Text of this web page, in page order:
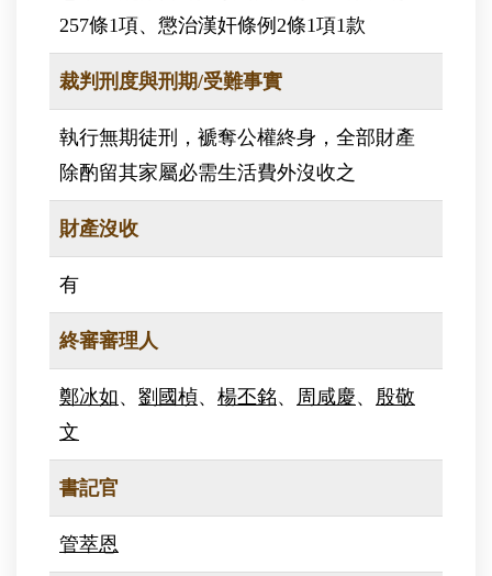
257條1項、懲治漢奸條例2條1項1款
裁判刑度與刑期/受難事實
執行無期徒刑，褫奪公權終身，全部財產
除酌留其家屬必需生活費外沒收之
財產沒收
有
終審審理人
鄭冰如、 劉國楨、 楊丕銘、 周咸慶、 殷敬
文
書記官
管萃恩